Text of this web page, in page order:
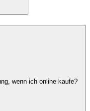
wenn ich online kaufe?